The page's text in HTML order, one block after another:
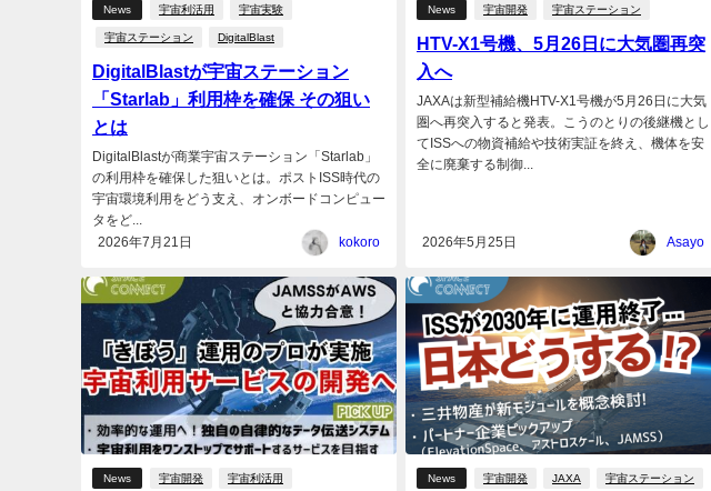
News 宇宙利活用 宇宙実験
宇宙ステーション DigitalBlast
DigitalBlastが宇宙ステーション
「Starlab」利用枠を確保 その狙い
とは
DigitalBlastが商業宇宙ステーション「Starlab」
の利用枠を確保した狙いとは。ポストISS時代の
宇宙環境利用をどう支え、オンボードコンピュー
タをど...
2026年7月21日
kokoro
News 宇宙開発 宇宙ステーション
HTV-X1号機、5月26日に大気圏再突
入へ
JAXAは新型補給機HTV-X1号機が5月26日に大気
圏へ再突入すると発表。こうのとりの後継機とし
てISSへの物資補給や技術実証を終え、機体を安
全に廃棄する制御...
2026年5月25日 Asayo
News 宇宙開発 宇宙利活用 News 宇宙開発 JAXA 宇宙ステーション